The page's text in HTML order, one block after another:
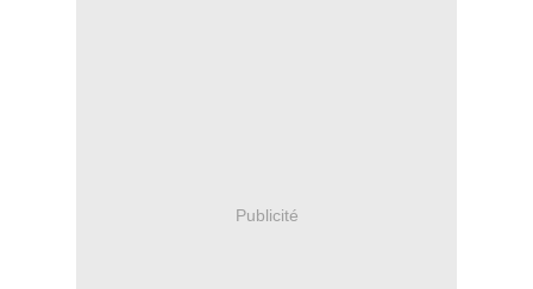
Publicité